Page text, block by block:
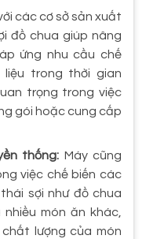
các cơ sở sản xuất
đồ chua giúp nâng
ứng nhu cầu chế
liệu trong thời gian
trọng trong việc
gói hoặc cung cấp
thống: Máy cũng
việc chế biến các
sợi như đồ chua
món ăn khác,
lượng của món